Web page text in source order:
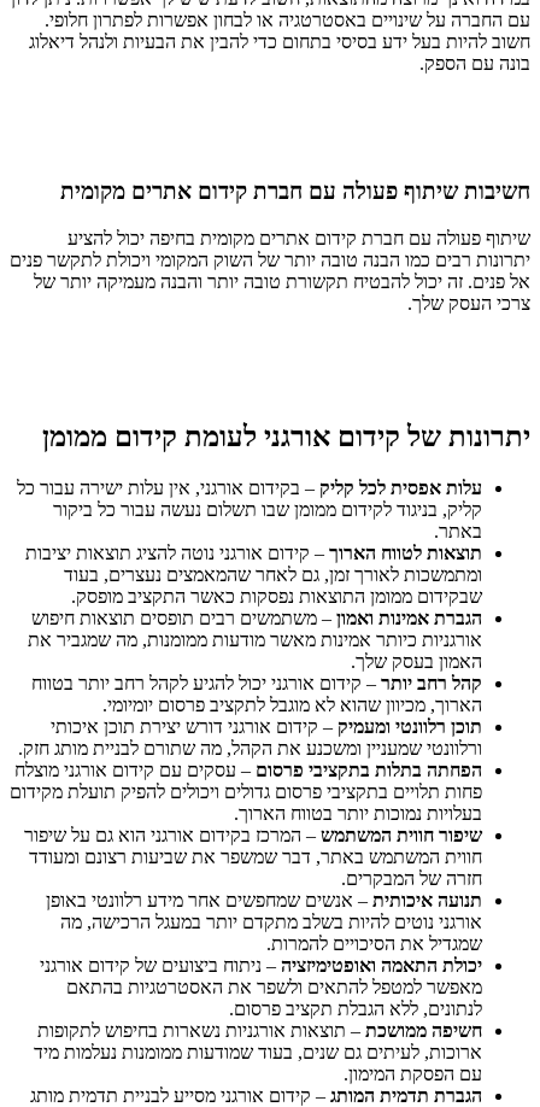
עם החברה על שינויים באסטרטגיה או לבחון אפשרות לפתרון חלופי.
חשוב להיות בעל ידע בסיסי בתחום כדי להבין את הבעיות ולנהל דיאלוג
בונה עם הספק.
חשיבות שיתוף פעולה עם חברת קידום אתרים מקומית
שיתוף פעולה עם חברת קידום אתרים מקומית בחיפה יכול להציע
יתרונות רבים כמו הבנה טובה יותר של השוק המקומי ויכולת לתקשר פנים
אל פנים. זה יכול להבטיח תקשורת טובה יותר והבנה מעמיקה יותר של
צרכי העסק שלך.
יתרונות של קידום אורגני לעומת קידום ממומן
עלות אפסית לכל קליק – בקידום אורגני, אין עלות ישירה עבור כל
קליק, בניגוד לקידום ממומן שבו תשלום נעשה עבור כל ביקור
באתר.
תוצאות לטווח הארוך – קידום אורגני נוטה להציג תוצאות יציבות
ומתמשכות לאורך זמן, גם לאחר שהמאמצים נעצרים, בעוד
שבקידום ממומן התוצאות נפסקות כאשר התקציב מופסק.
הגברת אמינות ואמון – משתמשים רבים תופסים תוצאות חיפוש
אורגניות כיותר אמינות מאשר מודעות ממומנות, מה שמגביר את
האמון בעסק שלך.
קהל רחב יותר – קידום אורגני יכול להגיע לקהל רחב יותר בטווח
הארוך, מכיוון שהוא לא מוגבל לתקציב פרסום יומיומי.
תוכן רלוונטי ומעמיק – קידום אורגני דורש יצירת תוכן איכותי
ורלוונטי שמעניין ומשכנע את הקהל, מה שתורם לבניית מותג חזק.
הפחתה בתלות בתקציבי פרסום – עסקים עם קידום אורגני מוצלח
פחות תלויים בתקציבי פרסום גדולים ויכולים להפיק תועלת מקידום
בעלויות נמוכות יותר בטווח הארוך.
שיפור חווית המשתמש – המרכז בקידום אורגני הוא גם על שיפור
חווית המשתמש באתר, דבר שמשפר את שביעות רצונם ומעודד
חזרה של המבקרים.
תנועה איכותית – אנשים שמחפשים אחר מידע רלוונטי באופן
אורגני נוטים להיות בשלב מתקדם יותר במעגל הרכישה, מה
שמגדיל את הסיכויים להמרות.
יכולת התאמה ואופטימיזציה – ניתוח ביצועים של קידום אורגני
מאפשר למטפל להתאים ולשפר את האסטרטגיות בהתאם
לנתונים, ללא הגבלת תקציב פרסום.
חשיפה ממושכת – תוצאות אורגניות נשארות בחיפוש לתקופות
ארוכות, לעיתים גם שנים, בעוד שמודעות ממומנות נעלמות מיד
עם הפסקת המימון.
הגברת תדמית המותג – קידום אורגני מסייע לבניית תדמית מותג